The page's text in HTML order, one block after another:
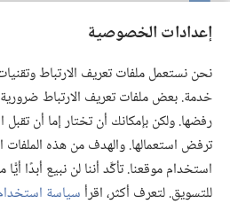
إعدادات الخصوصية
نحن نستعمل ملفات تعريف الارتباط
خدمة. بعض ملفات تعريف الارتباط
رفضها. ولكن بإمكانك أن تختار إما أن
ترفض استعمالها. والهدف من هذه
استخدام موقعنا. تأكَّد أننا لن نبيع أبدًا أيًّا
للتسويق. لتعرف أكثر، اقرأسياسة
(يفتح
نافذة
(يفتح
نافذة
جديدة) تطبيق ®
JW Library
مكتبة برج المراقبة